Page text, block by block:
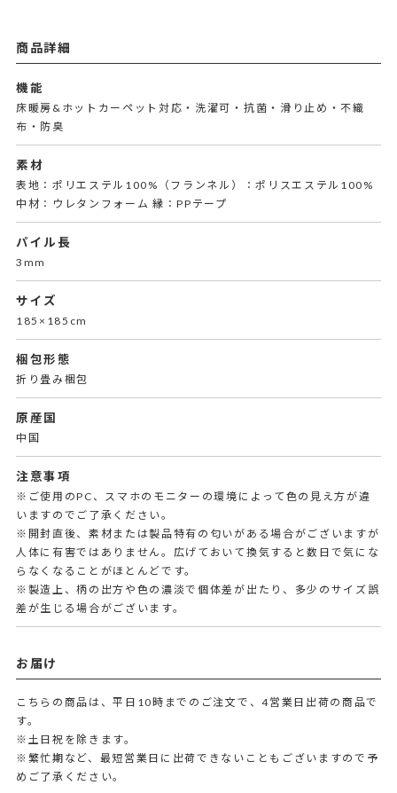
商品詳細
機能
床暖房&ホットカーペット対応・洗濯可・抗菌・滑り止め・不織
布・防臭
素材
表地：ポリエステル100%（フランネル）：ポリスエステル100%
中材：ウレタンフォーム 縁：PPテープ
パイル長
3mm
サイズ
185×185cm
梱包形態
折り畳み梱包
原産国
中国
注意事項
※ご使用のPC、スマホのモニターの環境によって色の見え方が違
いますのでご了承ください。
※開封直後、素材または製品特有の匂いがある場合がございますが
人体に有害ではありません。広げておいて換気すると数日で気にな
らなくなることがほとんどです。
※製造上、柄の出方や色の濃淡で個体差が出たり、多少のサイズ誤
差が生じる場合がございます。
お届け
こちらの商品は、平日10時までのご注文で、4営業日出荷の商品で
す。
※土日祝を除きます。
※繁忙期など、最短営業日に出荷できないこともございますので予
めご了承ください。